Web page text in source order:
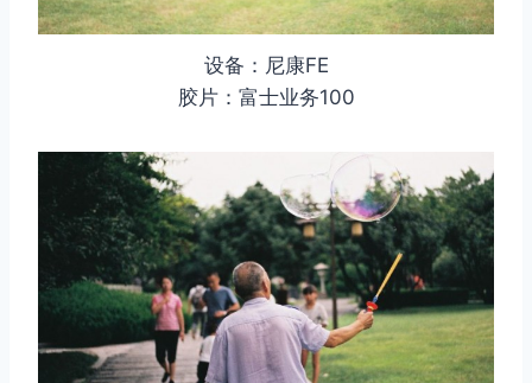
设备：尼康FE
胶片：富士业务100